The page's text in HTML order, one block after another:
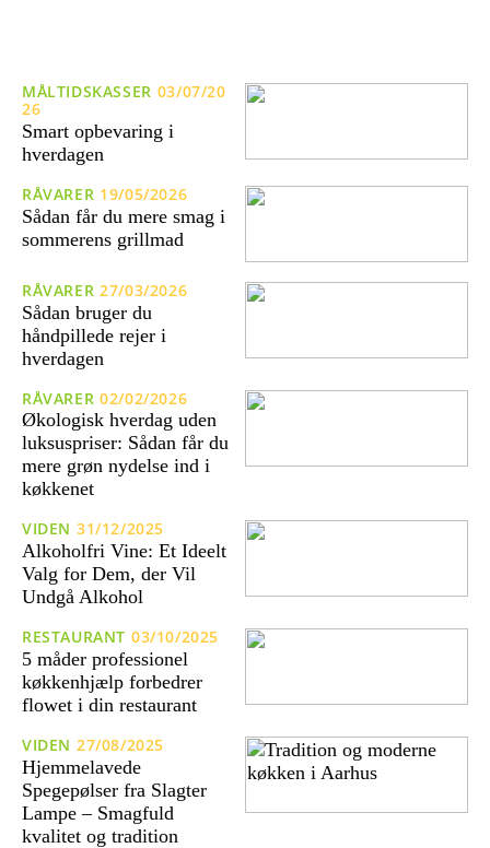
MÅLTIDSKASSER 03/07/20
26
Smart opbevaring i
hverdagen
RÅVARER 19/05/2026
Sådan får du mere smag i
sommerens grillmad
RÅVARER 27/03/2026
Sådan bruger du
håndpillede rejer i
hverdagen
RÅVARER 02/02/2026
Økologisk hverdag uden
luksuspriser: Sådan får du
mere grøn nydelse ind i
køkkenet
VIDEN 31/12/2025
Alkoholfri Vine: Et Ideelt
Valg for Dem, der Vil
Undgå Alkohol
RESTAURANT 03/10/2025
5 måder professionel
køkkenhjælp forbedrer
flowet i din restaurant
VIDEN 27/08/2025
Hjemmelavede
Spegepølser fra Slagter
Lampe – Smagfuld
kvalitet og tradition